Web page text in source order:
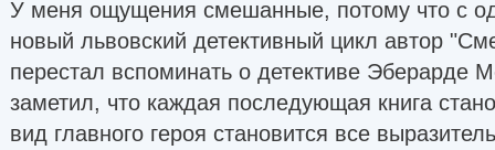
У меня ощущения смешанные, потому что с
новый львовский детективный цикл автор
перестал вспоминать о детективе Эберарде
заметил, что каждая последующая книга
вид главного героя становится все